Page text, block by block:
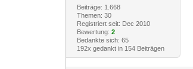
Beiträge: 1.668
Themen: 30
Registriert seit: Dec 2010
Bewertung: 2
Bedankte sich: 65
192x gedankt in 154 Beiträgen